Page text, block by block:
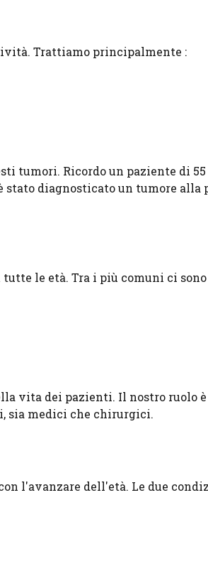
Trattiamo principalmente :
tumori. Ricordo un paziente di
stato diagnosticato un tumore alla
le età. Tra i più comuni ci sono
vita dei pazienti. Il nostro ruolo
sia medici che chirurgici.
l'avanzare dell'età. Le due